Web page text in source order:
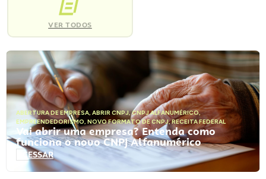
VER TODOS
ABERTURA DE EMPRESA, ABRIR CNPJ,CNPJ ALFANUMÉRICO,
EMPREENDEDORISMO, NOVO FORMATO DE CNPJ,RECEITA FEDERAL
Vai abrir uma empresa? Entenda como
funciona o novo CNPJ Alfanumérico
ACESSAR